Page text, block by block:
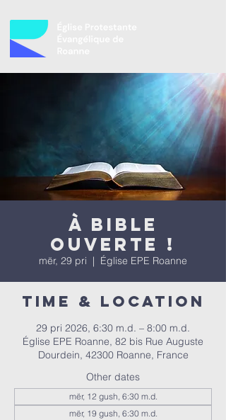
À bible
ouverte !
mër, 29 pri
  |
Église EPE Roanne
Time & Location
29 pri 2026, 6:30 m.d. – 8:00 m.d.
Église EPE Roanne, 82 bis Rue Auguste
Dourdein, 42300 Roanne, France
Other dates
mër, 12 gush, 6:30 m.d.
mër, 19 gush, 6:30 m.d.